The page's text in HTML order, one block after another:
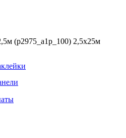
(p2975_a1p_100) 2,5х25м